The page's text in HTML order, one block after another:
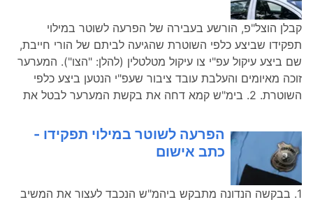
קבלן הוצל"פ, הורשע בעבירה של הפרעה לשוטר במילוי
תפקידו שביצע כלפי השוטרת שהגיעה לביתם של הורי חייבת,
שם ביצע עיקול עפ"י צו עיקול מטלטלין (להלן: "הצו"). המערער
זוכה מאיומים והעלבת עובד ציבור שעפ"י הנטען ביצע כלפי
השוטרת. 2. בימ"ש קמא דחה את בקשת המערער לבטל את
הפרעה לשוטר במילוי תפקידו -
כתב אישום
1. בבקשה הנדונה מתבקש ביהמ"ש הנכבד לעצור את המשיב